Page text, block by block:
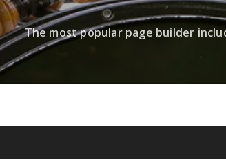
The most popular page builder